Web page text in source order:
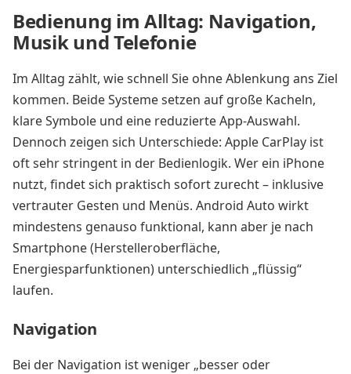
Bedienung im Alltag: Navigation,
Musik und Telefonie
Im Alltag zählt, wie schnell Sie ohne Ablenkung ans Ziel
kommen. Beide Systeme setzen auf große Kacheln,
klare Symbole und eine reduzierte App-Auswahl.
Dennoch zeigen sich Unterschiede: Apple CarPlay ist
oft sehr stringent in der Bedienlogik. Wer ein iPhone
nutzt, findet sich praktisch sofort zurecht – inklusive
vertrauter Gesten und Menüs. Android Auto wirkt
mindestens genauso funktional, kann aber je nach
Smartphone (Herstelleroberfläche,
Energiesparfunktionen) unterschiedlich „flüssig“
laufen.
Navigation
Bei der Navigation ist weniger „besser oder